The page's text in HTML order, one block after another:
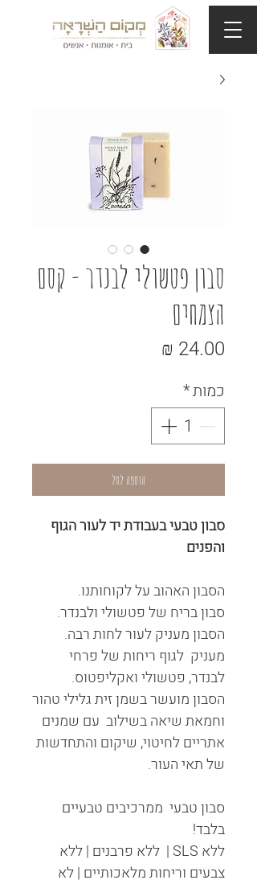
סבון פטשולי לבנדר - קסם
הצמחים
כמות*
הוספה לסל
סבון טבעי בעבודת יד לעור הגוף
והפנים
הסבון האהוב על לקוחותנו.
סבון בריח של פטשולי ולבנדר.
הסבון מעניק לעור לחות רבה.
מעניק לגוף ריחות של פרחי
לבנדר, פטשולי ואקליפטוס.
הסבון מועשר בשמן זית גלילי טהור
וחמאת שיאה בשילוב עם שמנים
אתריים לחיטוי, שיקום והתחדשות
של תאי העור.
סבון טבעי ממרכיבים טבעיים
בלבד!
ללא SLS | ללא פרבנים | ללא
צבעים וריחות מלאכותיים | לא